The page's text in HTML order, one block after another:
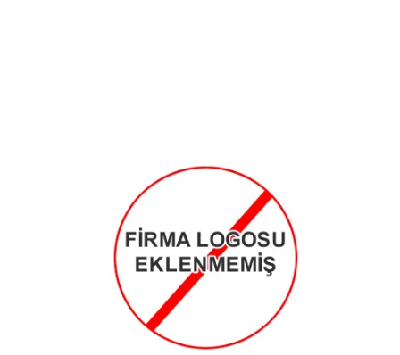
Site içi arama
İçerik grupları